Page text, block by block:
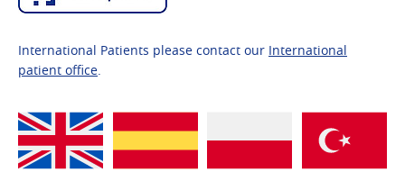
International Patients please contact our International
patient office